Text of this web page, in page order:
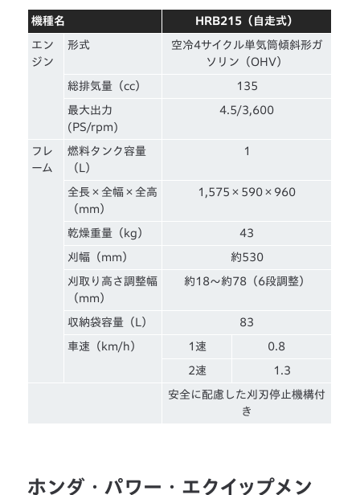
機種名 HRB215（自走式）
エン
ジン
形式
空冷4サイクル単気筒傾斜形ガ
ソリン（OHV）
総排気量（cc） 135
最大出力
(PS/rpm)
4.5/3,600
フレ
ーム
燃料タンク容量
（L）
1
全長×全幅×全高
（mm）
1,575×590×960
乾燥重量（kg） 43
刈幅（mm） 約530
刈取り高さ調整幅
（mm）
約18～約78（6段調整）
収納袋容量（L） 83
車速（km/h） 1速 0.8
2速 1.3
安全に配慮した刈刃停止機構付
き
ホンダ・パワー・エクイップメン